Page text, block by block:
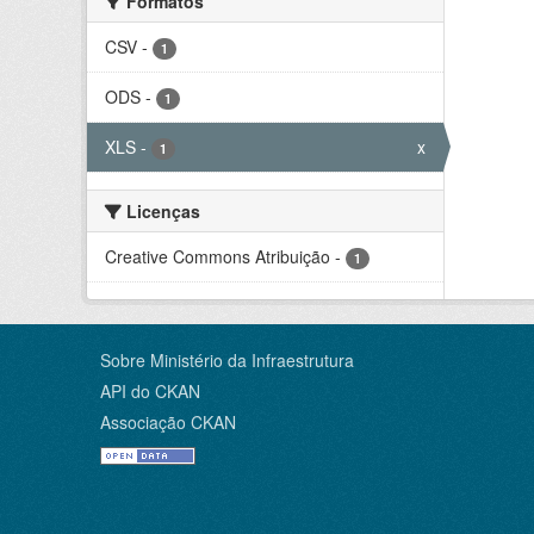
CSV - 1
ODS - 1
XLS - 1 x
Licenças
Creative Commons Atribuição - 1
Sobre Ministério da Infraestrutura
API do CKAN
Associação CKAN